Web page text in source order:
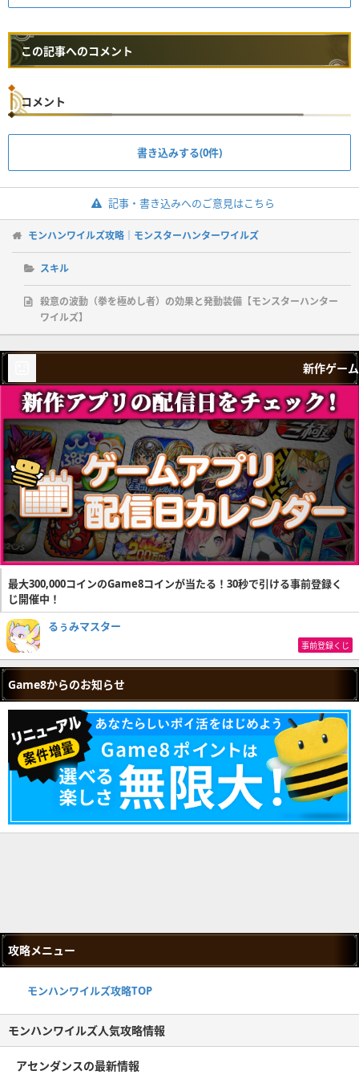
この記事へのコメント
コメント
書き込みする(0件)
記事・書き込みへのご意見はこちら
モンハンワイルズ攻略｜モンスターハンターワイルズ
スキル
殺意の波動（拳を極めし者）の効果と発動装備【モンスターハンター
ワイルズ】
新作ゲーム
最大300,000コインのGame8コインが当たる！30秒で引ける事前登録く
じ開催中！
るぅみマスター
事前登録くじ
Game8からのお知らせ
攻略メニュー
モンハンワイルズ攻略TOP
モンハンワイルズ人気攻略情報
アセンダンスの最新情報